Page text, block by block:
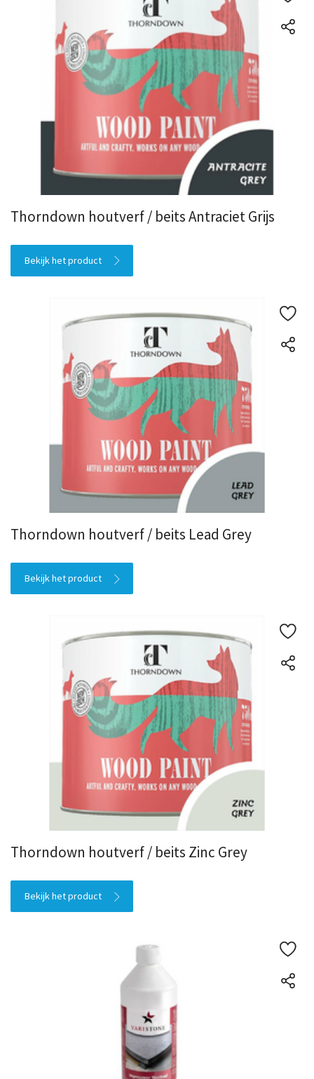
Thorndown houtverf / beits Antraciet Grijs
Bekijk het product
Thorndown houtverf / beits Lead Grey
Bekijk het product
Thorndown houtverf / beits Zinc Grey
Bekijk het product